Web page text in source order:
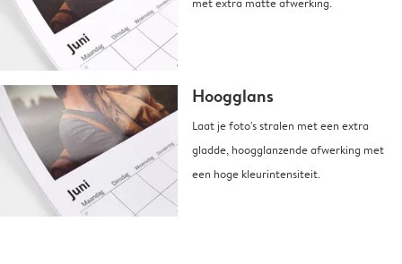
Hoogglans
Laat je foto's stralen met een extra
gladde, hoogglanzende afwerking met
een hoge kleurintensiteit.